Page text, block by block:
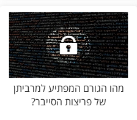
מהו הגורם המפתיע למרביתן
של פריצות הסייבר?